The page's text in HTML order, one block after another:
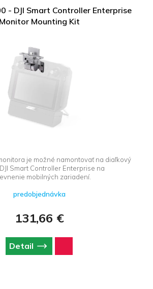
- DJI Smart Controller Enterprise
Monitor Mounting Kit
je možné namontovať na diaľkový
Smart Controller Enterprise na
mobilných zariadení.
predobjednávka
131,66 €
Detail